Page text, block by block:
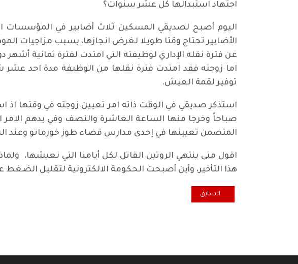
اجتهاد استبدالها كل عشر سنوات؟
اليوم أصبح لصديقي المسكين ثلاث أضابير في المؤسسات
الأضابير تحتاج وقتا طويلا لغرض انجازها، بسبب مزاجيات
عن فترة نقله الإداري لوظيفته التي امتدت لفترة ثمانية
اما زوجته فقد امتدت فترة نقلها من الوظيفة مدة احد
توفير لقمة العيش.
استذكر صديقي في الوقت ذاته امر تعيين زوجته في وقتها اذ
صباحاً وخرجا منها الساعة العاشرة والنصف وفي يدهم الامر
المتضمن تعيينها في إحدى مدارس قضاء طوز خورماتو وعند
اقول متى ينتهي الروتين القاتل لكل أيامنا التي نعيشها،
هذا التأخير، وأين أصبحت الحكومة الالكترونية لتقليل
المقال السابق: همسة ... لكِ المجد كل المجد ثورة 14 تموز
السابق